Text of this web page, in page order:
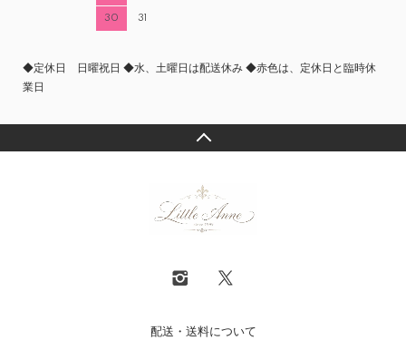
30 31
◆定休日 日曜祝日 ◆水、土曜日は配送休み ◆赤色は、定休日と臨時休
業日
配送・送料について